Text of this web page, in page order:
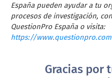
España pueden ayudar a tu
procesos de investigación,
QuestionPro España o visita:
https://